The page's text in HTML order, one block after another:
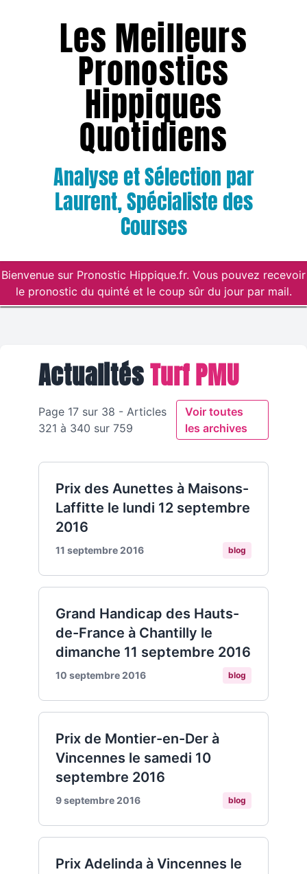
Les Meilleurs
Pronostics
Hippiques
Quotidiens
Analyse et Sélection par
Laurent, Spécialiste des
Courses
Bienvenue sur Pronostic Hippique.fr. Vous pouvez recevoir
le pronostic du quinté et le coup sûr du jour par mail.
ActualitésTurf PMU
Page 17 sur 38 - Articles
321 à 340 sur 759
Voir toutes
les archives
Prix des Aunettes à Maisons-
Laffitte le lundi 12 septembre
2016
11 septembre 2016 blog
Grand Handicap des Hauts-
de-France à Chantilly le
dimanche 11 septembre 2016
10 septembre 2016 blog
Prix de Montier-en-Der à
Vincennes le samedi 10
septembre 2016
9 septembre 2016 blog
Prix Adelinda à Vincennes le